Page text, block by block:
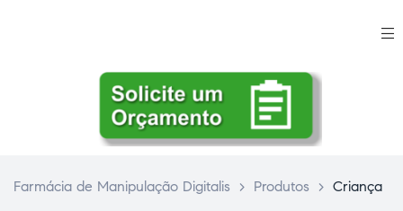
Farmácia de Manipulação Digitalis > Produtos > Criança